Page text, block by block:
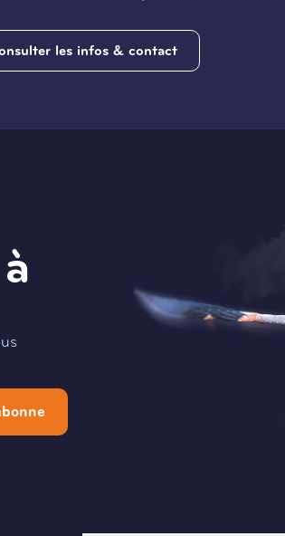
les infos & contact